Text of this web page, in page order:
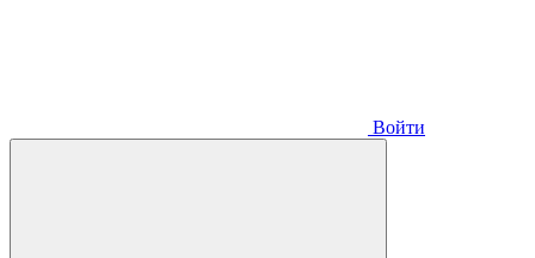
Войти